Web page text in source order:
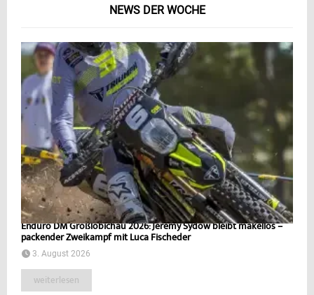
NEWS DER WOCHE
Enduro DM Großlöbichau 2026: Jeremy Sydow bleibt makellos –
packender Zweikampf mit Luca Fischeder
3. August 2026
weiterlesen